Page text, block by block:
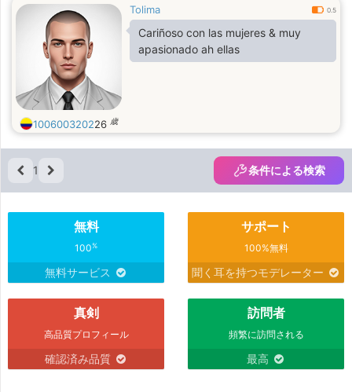
Tolima 0.5
Cariñoso con las mujeres & muy
apasionado ah ellas
100600320226 歳
1 条件による検索
無料
100%
無料サービス
サポート
100%無料
聞く耳を持つモデレーター
真剣
高品質プロフィール
確認済み品質
訪問者
頻繁に訪問される
最高